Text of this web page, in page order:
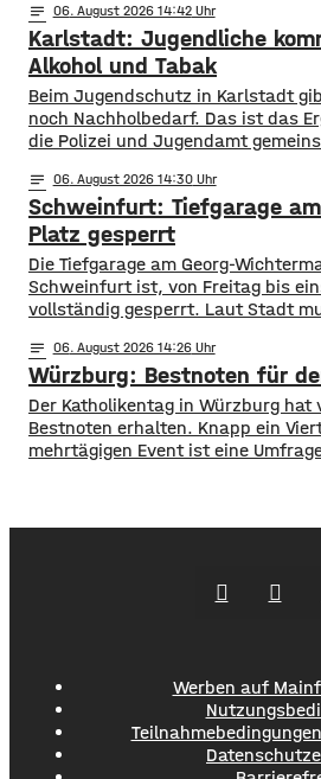
Einkaufswagen geladen. Ihre
Anschluss unter mehreren
verließen den Laden ohne die
1.000
notes 06. August 2026 14:42
Karlstadt: Jugendliche
Alkohol und Tabak
Beim Jugendschutz in Karlstadt
noch Nachholbedarf. Das ist das
die Polizei und Jugendamt
Geschäfte geschickt und sollten
Tabakwaren oder Spirituosen zu
bekam die Jugendliche
die verantwortlichen
notes 06. August 2026 14:30
Schweinfurt: Tiefgarage
Platz gesperrt
Die Tiefgarage am Georg-
Schweinfurt ist, von Freitag bis
vollständig gesperrt. Laut Stadt
während der Sperrung weder für
Verfügung. Alternative
anderem, die Tiefgarage Graben
Kunsthalle.
notes 06. August 2026 14:26
Würzburg: Bestnoten für
Der Katholikentag in Würzburg hat
Bestnoten erhalten. Knapp ein
mehrtägigen Event ist eine
Werben auf